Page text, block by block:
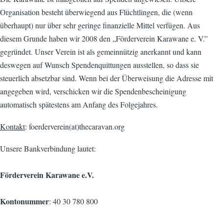
Organisation besteht überwiegend aus Flüchtlingen, die (wenn
überhaupt) nur über sehr geringe finanzielle Mittel verfügen. Aus
diesem Grunde haben wir 2008 den „Förderverein Karawane e. V.”
gegründet. Unser Verein ist als gemeinnützig anerkannt und kann
deswegen auf Wunsch Spendenquittungen ausstellen, so dass sie
steuerlich absetzbar sind. Wenn bei der Überweisung die Adresse mit
angegeben wird, verschicken wir die Spendenbescheinigung
automatisch spätestens am Anfang des Folgejahres.
Kontakt: foerderverein(at)thecaravan.org
Unsere Bankverbindung lautet:
Förderverein Karawane e.V.
Kontonummer: 40 30 780 800